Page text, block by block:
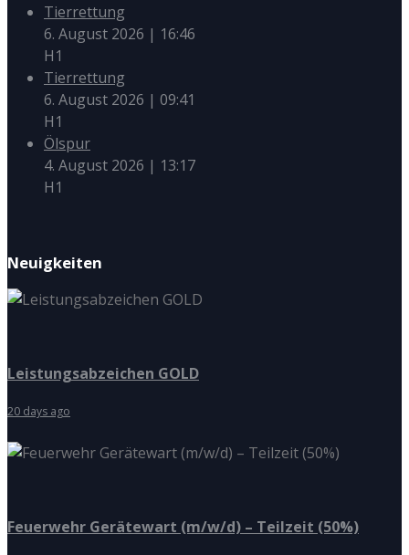
Tierrettung
6. August 2026 | 16:46
H1
Tierrettung
6. August 2026 | 09:41
H1
Ölspur
4. August 2026 | 13:17
H1
Neuigkeiten
Leistungsabzeichen GOLD
20 days ago
Feuerwehr Gerätewart (m/w/d) – Teilzeit (50%)